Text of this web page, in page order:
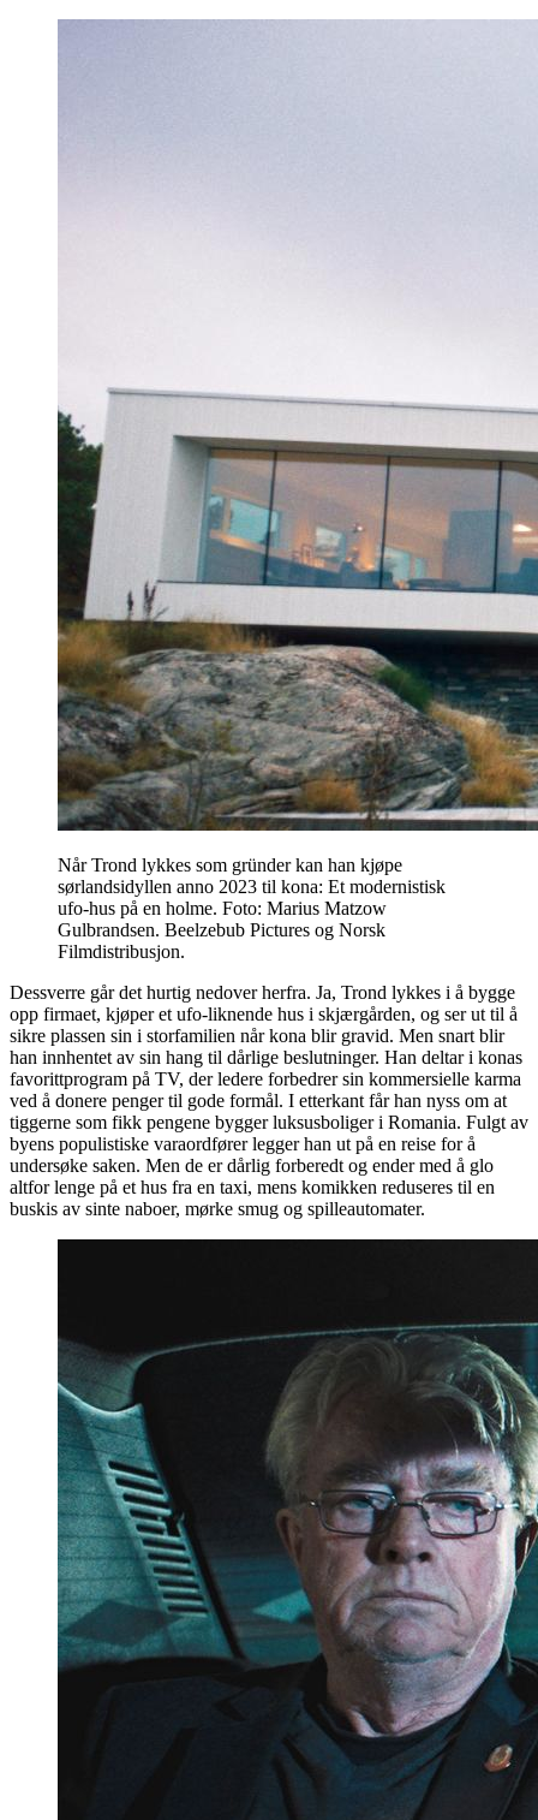
Når Trond lykkes som gründer kan han kjøpe
sørlandsidyllen anno 2023 til kona: Et modernistisk
ufo-hus på en holme. Foto: Marius Matzow
Gulbrandsen. Beelzebub Pictures og Norsk
Filmdistribusjon.
Dessverre går det hurtig nedover herfra. Ja, Trond lykkes i å bygge
opp firmaet, kjøper et ufo-liknende hus i skjærgården, og ser ut til å
sikre plassen sin i storfamilien når kona blir gravid. Men snart blir
han innhentet av sin hang til dårlige beslutninger. Han deltar i konas
favorittprogram på TV, der ledere forbedrer sin kommersielle karma
ved å donere penger til gode formål. I etterkant får han nyss om at
tiggerne som fikk pengene bygger luksusboliger i Romania. Fulgt av
byens populistiske varaordfører legger han ut på en reise for å
undersøke saken. Men de er dårlig forberedt og ender med å glo
altfor lenge på et hus fra en taxi, mens komikken reduseres til en
buskis av sinte naboer, mørke smug og spilleautomater.